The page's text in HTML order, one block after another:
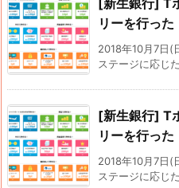
[新生銀行] T
リーを行っ
2018年10月7日(
ステージに応じ
[新生銀行] T
リーを行っ
2018年10月7日(
ステージに応じ